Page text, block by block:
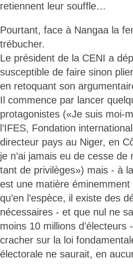
retiennent leur souffle…
Pourtant, face à Nangaa la
trébucher.
Le président de la CENI a
susceptible de faire sinon
en retoquant son
Il commence par lancer
protagonistes («Je suis moi-
l’IFES, Fondation
directeur pays au Niger, en
je n’ai jamais eu de cesse
tant de privilèges») mais - à
est une matière éminemment
qu’en l’espèce, il existe des
nécessaires - et que nul ne
moins 10 millions
cracher sur la loi
électorale ne saurait, en